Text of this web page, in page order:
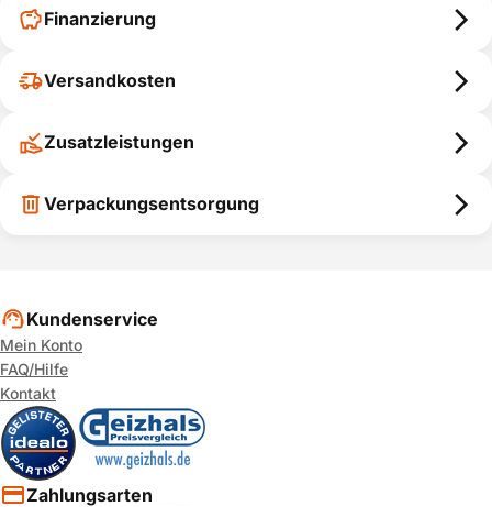
Finanzierung
Versandkosten
Zusatzleistungen
Verpackungsentsorgung
Kundenservice
Mein Konto
FAQ/Hilfe
Kontakt
Zahlungsarten